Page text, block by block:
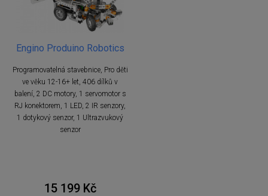
Engino Produino Robotics
Programovatelná stavebnice, Pro děti
ve věku 12-16+ let, 406 dílků v
balení, 2 DC motory, 1 servomotor s
RJ konektorem, 1 LED, 2 IR senzory,
1 dotykový senzor, 1 Ultrazvukový
senzor
15 199 Kč